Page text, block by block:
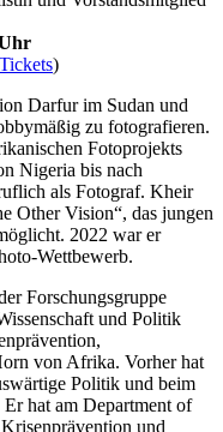
Tickets)
Darfur im Sudan und
zu fotografieren.
Fotoprojekts
Nigeria bis nach
als Fotograf. Kheir
Other Vision“, das jungen
2022 war er
Wettbewerb.
Forschungsgruppe
und Politik
von Afrika. Vorher hat
Politik und beim
hat am Department of
und